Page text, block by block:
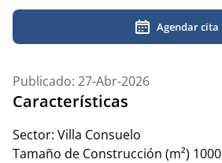
Agendar cita
Publicado: 27-Abr-2026
Características
Sector: Villa Consuelo
Tamaño de Construcción (m²) 1000